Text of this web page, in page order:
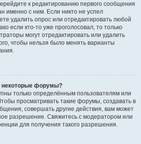
к редактированию первого сообщения
именно с ним. Если никто не успел
удалить опрос или отредактировать любой
если кто-то уже проголосовал, то только
могут отредактировать или удалить
чтобы нельзя было менять варианты
некоторые форумы?
только определённым пользователям или
просматривать такие форумы, создавать в
совершать другие действия, вам может
разрешение. Свяжитесь с модератором или
для получения такого разрешения.